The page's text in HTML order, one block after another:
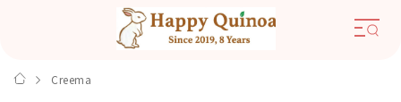
Creema